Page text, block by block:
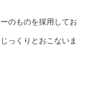
のものを採用してお
っくりとおこないま